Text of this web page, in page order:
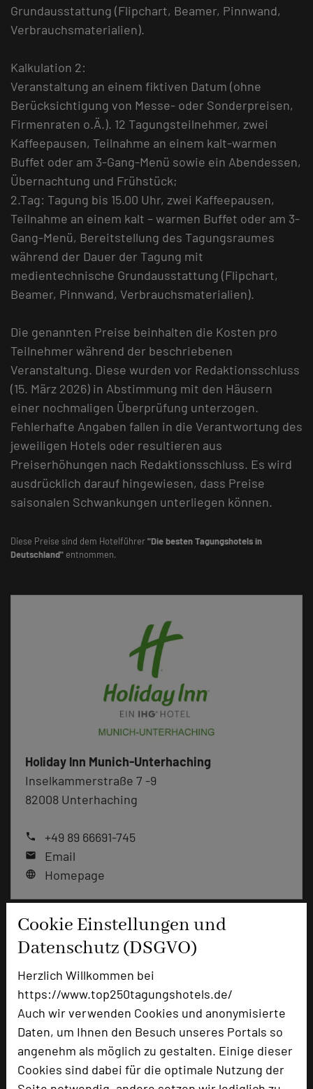
Cookie Einstellungen und
Datenschutz (DSGVO)
Herzlich Willkommen bei
https://www.top250tagungshotels.de/
Auch wir verwenden Cookies und anonymisierte
Daten, um Ihnen den Besuch unseres Portals so
angenehm als möglich zu gestalten. Einige dieser
Cookies sind dabei für die optimale Nutzung der
Grundausstattung (Flipchart, Beamer, Pinnwand,
Verbrauchsmaterialien).
Kalkulation 2:
Veranstaltung an einem fiktiven Datum (ohne
Berücksichtigung von Messe- oder Sonderpreisen,
Firmenraten o.Ä.). 12 Tagungsteilnehmer, zwei
Kaffeepausen, Teilnahme an einem kalt-warmen
Buffet oder am 3-Gang-Menü sowie ein Abendessen,
Übernachtung und Frühstück;
2.Tag: Tagung bis 15.00 Uhr, zwei Kaffeepausen,
Teilnahme an einem kalt – warmen Buffet oder am 3-
Gang-Menü, Bereitstellung des Tagungsraumes
während der Dauer der Tagung mit
medientechnische Grundausstattung (Flipchart,
Beamer, Pinnwand, Verbrauchsmaterialien).
Die genannten Preise beinhalten die Kosten pro
Teilnehmer während der beschriebenen
Veranstaltung. Diese wurden vor Redaktionsschluss
(15. März 2026) in Abstimmung mit den Häusern
einer nochmaligen Überprüfung unterzogen.
Fehlerhafte Angaben fallen in die Verantwortung des
jeweiligen Hotels oder resultieren aus
Preiserhöhungen nach Redaktionsschluss. Es wird
ausdrücklich darauf hingewiesen, dass Preise
saisonalen Schwankungen unterliegen können.
Diese Preise sind dem Hotelführer"Die besten Tagungshotels in
Deutschland" entnommen.
Holiday lnn Munich-Unterhaching
Inselkammerstraße 7 -9
82008 Unterhaching
phone +49 89 66691-745
mail Email
language Homepage
zur Tagungsanfrage hinzufügen
Bewertung
Tagungsleiter
Tagungsteilnehmer